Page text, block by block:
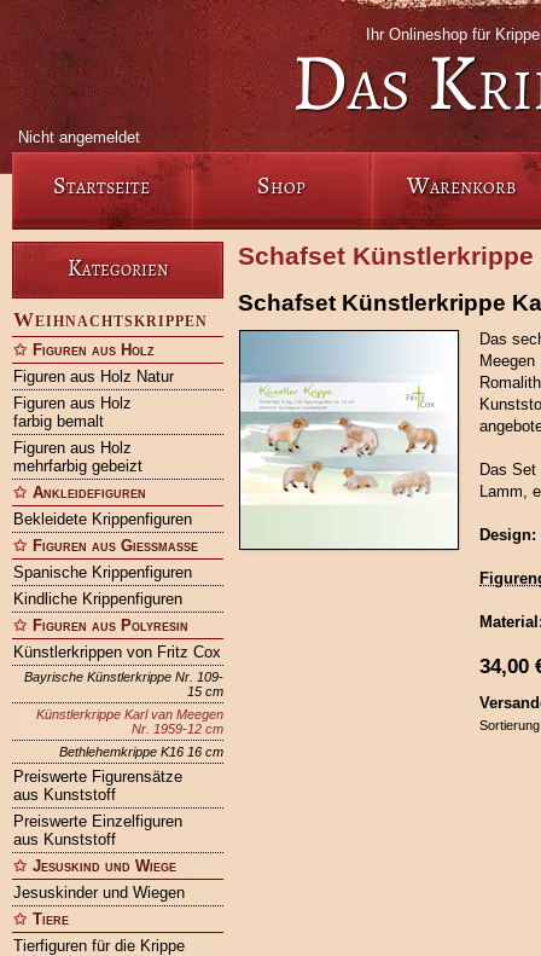
Ihr Onlineshop für
Das
Nicht angemeldet
Startseite Shop Warenkorb
Kategorien
Weihnachtskrippen
Figuren aus Holz
Figuren aus Holz Natur
Figuren aus Holz
farbig bemalt
Figuren aus Holz
mehrfarbig gebeizt
Ankleidefiguren
Bekleidete Krippenfiguren
Figuren aus Gießmasse
Spanische Krippenfiguren
Kindliche Krippenfiguren
Figuren aus Polyresin
Künstlerkrippen von Fritz Cox
Bayrische Künstlerkrippe Nr. 109-
15 cm
Künstlerkrippe Karl van Meegen
Nr. 1959-12 cm
Bethlehemkrippe K16 16 cm
Preiswerte Figurensätze
aus Kunststoff
Preiswerte Einzelfiguren
aus Kunststoff
Jesuskind und Wiege
Jesuskinder und Wiegen
Tiere
Tierfiguren für die Krippe
Schafset Künstlerkrippe
Schafset Künstlerkrippe
Das
Das
Lamm,
Design:
34,00